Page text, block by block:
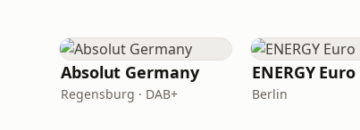
Absolut Germany
Regensburg · DAB+
ENERGY
Berlin